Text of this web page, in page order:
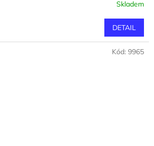
Skladem
DETAIL
Kód: 9965